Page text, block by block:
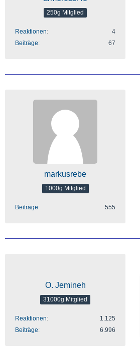
250g Mitglied
Reaktionen
4
Beiträge
67
markusrebe
1000g Mitglied
Beiträge 555
O. Jemineh
31000g Mitglied
Reaktionen
1.125
Beiträge
6.996